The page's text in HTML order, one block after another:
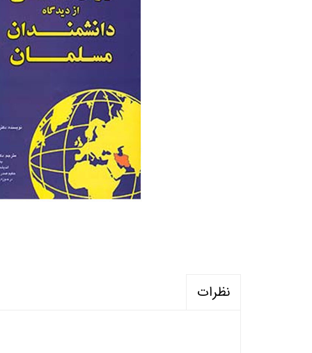
منابع آزمون استخدامی آموزگار ابتدایی
کتب
نظرات